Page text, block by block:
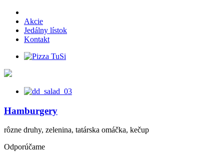
Akcie
Jedálny lístok
Kontakt
Hamburgery
rôzne druhy, zelenina, tatárska omáčka, kečup
Odporúčame